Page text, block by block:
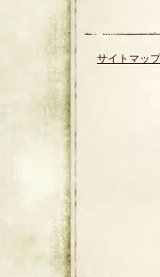
サイトマップ